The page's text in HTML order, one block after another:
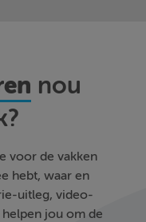
nou
voor de vakken
hebt, waar en
uitleg, video-
jou om de